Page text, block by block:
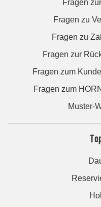
Fragen
Fragen zu
Fragen zu
Fragen zur
Fragen zum
Fragen zum
Muster-